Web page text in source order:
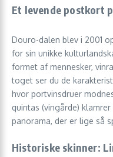
Et levende postkort
Douro-dalen blev i 2001
for sin unikke
formet af mennesker,
toget ser du de
hvor portvinsdruer
quintas (vin­gårde)
panorama, der er lige så
Historiske skinner: